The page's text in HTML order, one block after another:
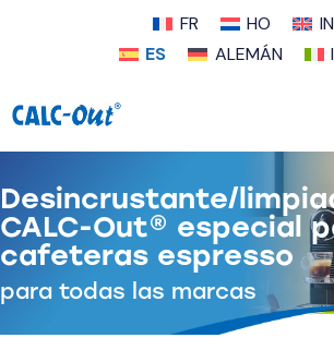
FR HO IN
ES
ALEMÁN
Desincrustante/
CALC-Out® especial
cafeteras espresso
para todas las marcas